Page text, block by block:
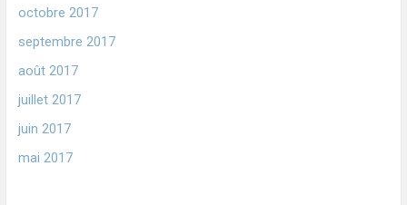
octobre 2017
septembre 2017
août 2017
juillet 2017
juin 2017
mai 2017